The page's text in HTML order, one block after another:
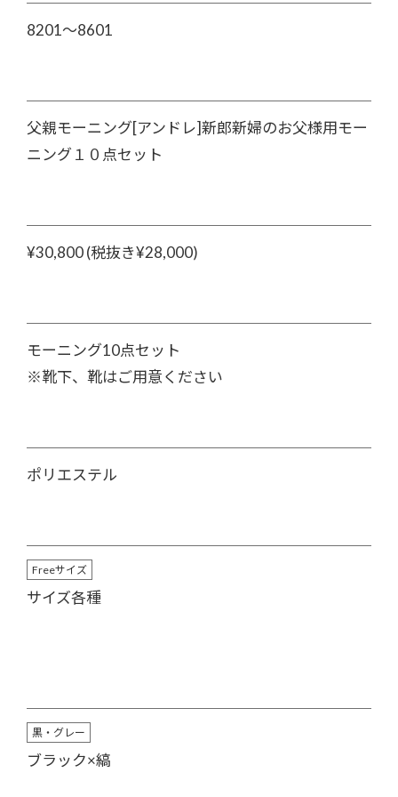
8201～8601
父親モーニング[アンドレ]新郎新婦のお父様用モー
ニング１０点セット
¥30,800 (税抜き¥28,000)
モーニング10点セット
※靴下、靴はご用意ください
ポリエステル
Freeサイズ
サイズ各種
黒・グレー
ブラック×縞